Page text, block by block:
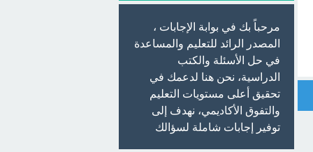
مرحباً بك في بوابة الإجابات ،
المصدر الرائد للتعليم والمساعدة
في حل الأسئلة والكتب
الدراسية، نحن هنا لدعمك في
تحقيق أعلى مستويات التعليم
والتفوق الأكاديمي، نهدف إلى
توفير إجابات شاملة لسؤالك